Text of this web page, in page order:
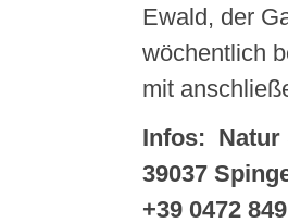
Ewald, der
wöchentlich
mit
Infos: Natur
39037
+39 0472 849